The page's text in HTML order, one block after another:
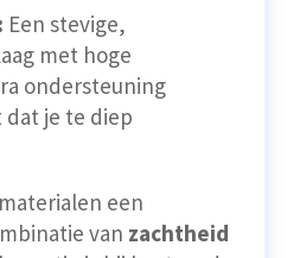
Een stevige,
met hoge
ondersteuning
je te diep
een
van zachtheid